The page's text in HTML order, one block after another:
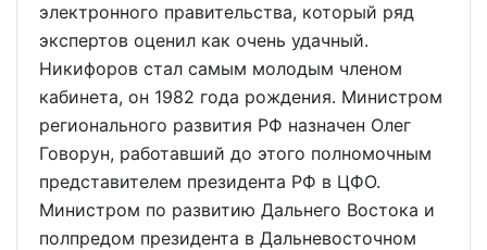
электронного правительства, который ряд
экспертов оценил как очень удачный.
Никифоров стал самым молодым членом
кабинета, он 1982 года рождения. Министром
регионального развития РФ назначен Олег
Говорун, работавший до этого полномочным
представителем президента РФ в ЦФО.
Министром по развитию Дальнего Востока и
полпредом президента в Дальневосточном